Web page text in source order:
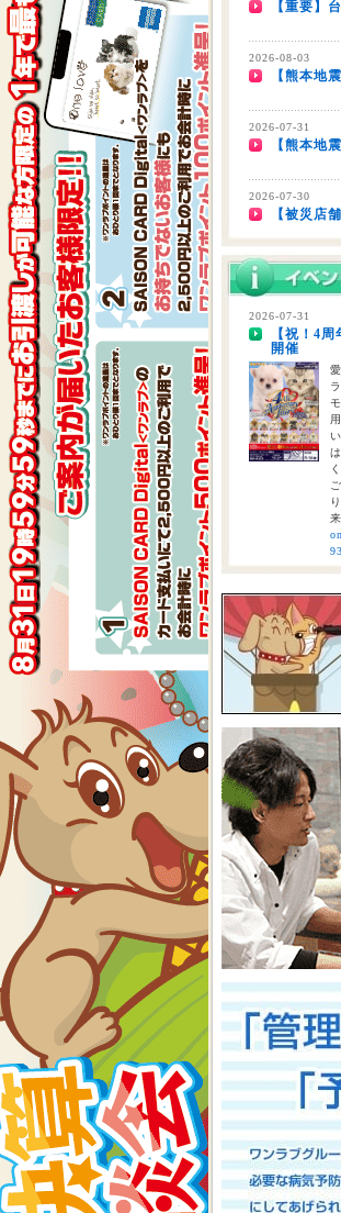
【重要】
2026-08-03
【熊本地
2026-07-31
【熊本地
2026-07-30
【被災店
2026-07-29
熊本県を
2026-07-28
【重要】
2026-07-31
【祝！4
開催
2026-07-31
【2026年
しまで
2026-07-24
【大決算
大決算フ
2026-07-17
【Meet
7/18～8/2